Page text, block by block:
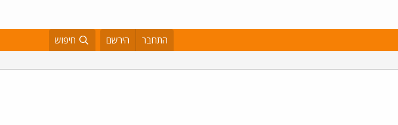
התחבר הירשם חיפוש